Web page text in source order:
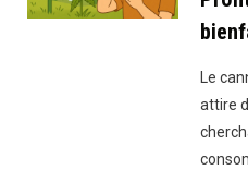
Le
attire